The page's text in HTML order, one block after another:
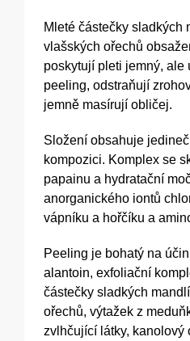
Mleté částečky sladkých
vlašských ořechů
poskytují pleti jemný, ale
peeling, odstraňují
jemně masírují obličej.
Složení obsahuje
kompozici. Komplex se
papainu a hydratační
anorganického iontů
vápníku a hořčíku a
Peeling je bohatý na
alantoin, exfoliační
částečky sladkých
ořechů, výtažek z
zvlhčující látky, kanolový